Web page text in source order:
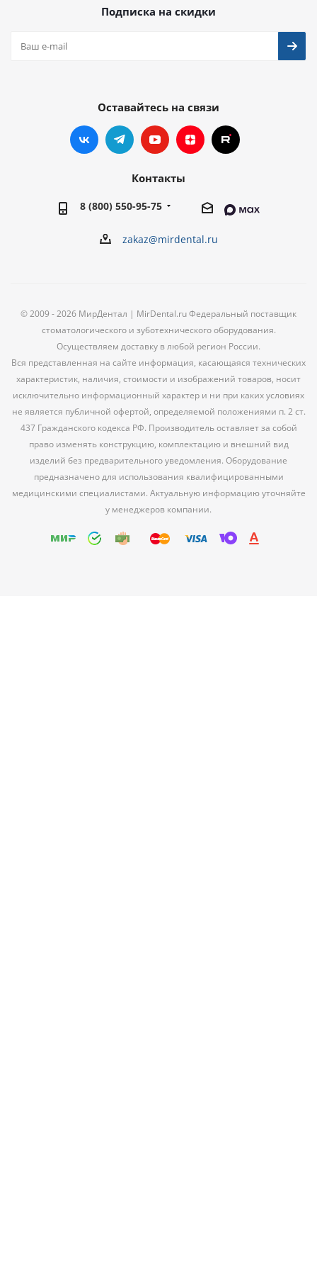
Подписка на скидки
Оставайтесь на связи
Контакты
8 (800) 550-95-75
zakaz@mirdental.ru
© 2009 - 2026 МирДентал | MirDental.ru Федеральный поставщик
стоматологического и зуботехнического оборудования.
Осуществляем доставку в любой регион России.
Вся представленная на сайте информация, касающаяся технических
характеристик, наличия, стоимости и изображений товаров, носит
исключительно информационный характер и ни при каких условиях
не является публичной офертой, определяемой положениями п. 2 ст.
437 Гражданского кодекса РФ. Производитель оставляет за собой
право изменять конструкцию, комплектацию и внешний вид
изделий без предварительного уведомления. Оборудование
предназначено для использования квалифицированными
медицинскими специалистами. Актуальную информацию уточняйте
у менеджеров компании.